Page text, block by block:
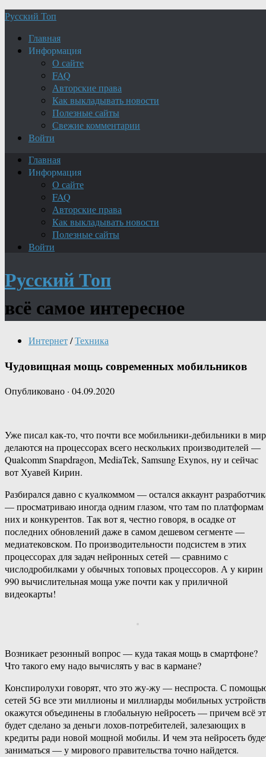
Русский Топ
Главная
Информация
О сайте
FAQ
Авторские права
Как выкладывать новости
Полезные сайты
Свежие комментарии
Войти
Главная
Информация
О сайте
FAQ
Авторские права
Как выкладывать новости
Полезные сайты
Войти
Русский Топ
всё самое интересное
Интернет/Техника
Чудовищная мощь современных мобильников
Опубликовано · 04.09.2020
Уже писал как-то, что почти все мобильники-​дебильники в
делаются на процессорах всего нескольких производителей —
Qualcomm Snapdragon, MediaTek, Samsung Exynos, ну и сейчас
вот Хуавей Кирин.
Разбирался давно с куалкоммом — остался аккаунт
— просматриваю иногда одним глазом, что там по платформам
них и конкурентов. Так вот я, честно говоря, в осадке от
последних обновлений даже в самом дешевом сегменте —
медиатековском. По производительности подсистем в этих
процессорах для задач нейронных сетей — сравнимо с
числодробилками у обычных топовых процессоров. А у кирин
990 вычислительная моща уже почти как у приличной
видеокарты!
Возникает резонный вопрос — куда такая мощь в смартфоне?
Что такого ему надо вычислять у вас в кармане?
Конспиролухи говорят, что это жу-жу — неспроста. С
сетей 5G все эти миллионы и миллиарды мобильных устройств
окажутся объединены в глобальную нейросеть — причем всё
будет сделано за деньги лохов-потребителей, залезающих в
кредиты ради новой мощной мобилы. И чем эта нейросеть
заниматься — у мирового правительства точно найдется.